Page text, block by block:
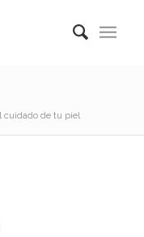
cuidado de tu piel